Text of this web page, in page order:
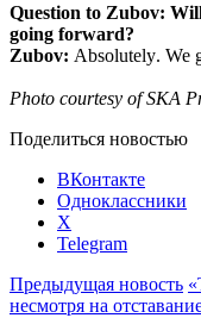
Question to Zubov:
going forward?
Zubov: Absolutely. We
Photo courtesy of SKA
Поделиться новостью
ВКонтакте
Одноклассники
X
Telegram
Предыдущая новость
несмотря на